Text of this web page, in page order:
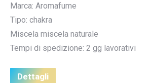
Marca: Aromafume
Tipo: chakra
Miscela miscela naturale
Tempi di spedizione: 2 gg lavorativi
Dettagli